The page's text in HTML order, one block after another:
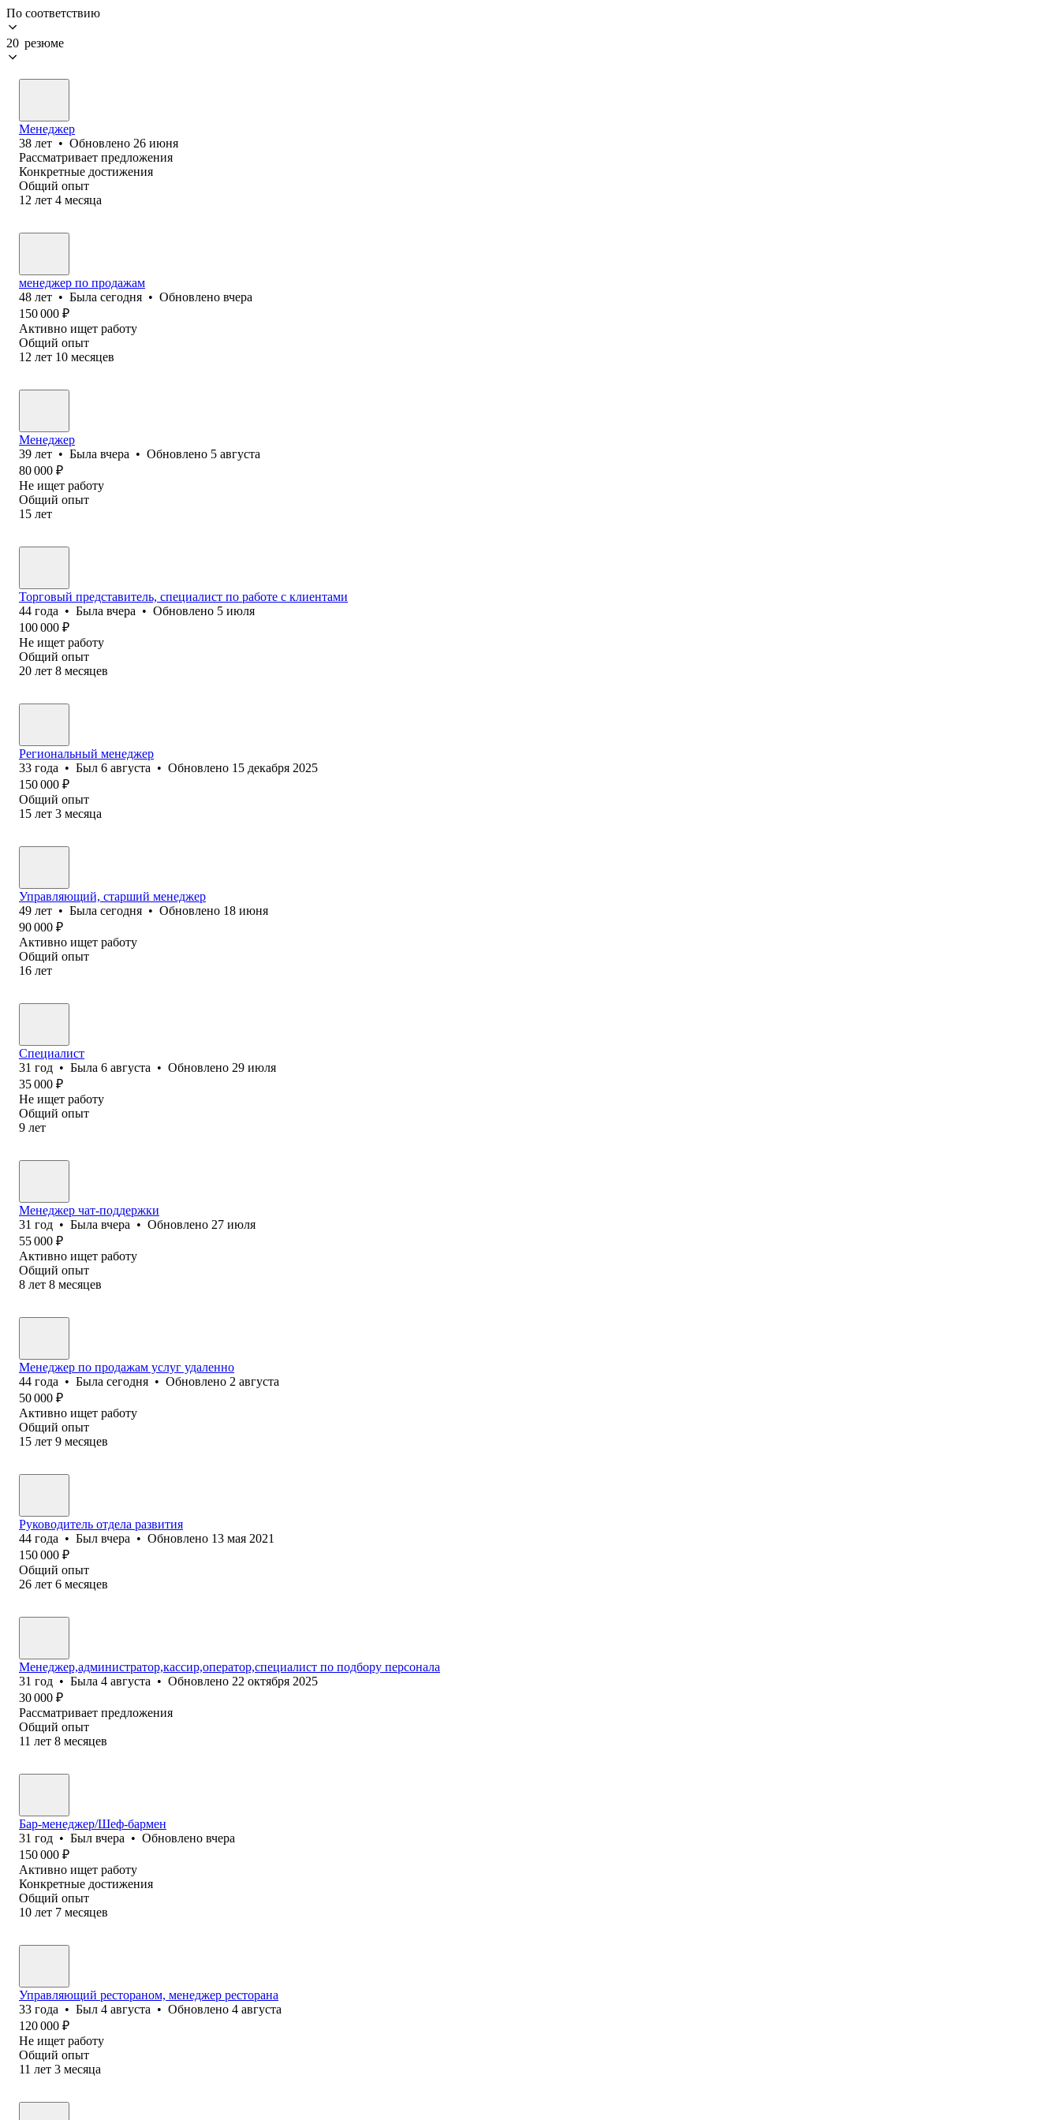
По соответствию
20 резюме
Менеджер
38 лет • Обновлено 26 июня
Рассматривает предложения
Конкретные достижения
Общий опыт
12 лет 4 месяца
менеджер по продажам
48 лет • Была сегодня • Обновлено вчера
150 000 ₽
Активно ищет работу
Общий опыт
12 лет 10 месяцев
Менеджер
39 лет • Была вчера • Обновлено 5 августа
80 000 ₽
Не ищет работу
Общий опыт
15 лет
Торговый представитель, специалист по работе с клиентами
44 года • Была вчера • Обновлено 5 июля
100 000 ₽
Не ищет работу
Общий опыт
20 лет 8 месяцев
Региональный менеджер
33 года • Был 6 августа • Обновлено 15 декабря 2025
150 000 ₽
Общий опыт
15 лет 3 месяца
Управляющий, старший менеджер
49 лет • Была сегодня • Обновлено 18 июня
90 000 ₽
Активно ищет работу
Общий опыт
16 лет
Специалист
31 год • Была 6 августа • Обновлено 29 июля
35 000 ₽
Не ищет работу
Общий опыт
9 лет
Менеджер чат-поддержки
31 год • Была вчера • Обновлено 27 июля
55 000 ₽
Активно ищет работу
Общий опыт
8 лет 8 месяцев
Менеджер по продажам услуг удаленно
44 года • Была сегодня • Обновлено 2 августа
50 000 ₽
Активно ищет работу
Общий опыт
15 лет 9 месяцев
Руководитель отдела развития
44 года • Был вчера • Обновлено 13 мая 2021
150 000 ₽
Общий опыт
26 лет 6 месяцев
Менеджер,администратор,кассир,оператор,специалист по подбору персонала
31 год • Была 4 августа • Обновлено 22 октября 2025
30 000 ₽
Рассматривает предложения
Общий опыт
11 лет 8 месяцев
Бар-менеджер/Шеф-бармен
31 год • Был вчера • Обновлено вчера
150 000 ₽
Активно ищет работу
Конкретные достижения
Общий опыт
10 лет 7 месяцев
Управляющий рестораном, менеджер ресторана
33 года • Был 4 августа • Обновлено 4 августа
120 000 ₽
Не ищет работу
Общий опыт
11 лет 3 месяца